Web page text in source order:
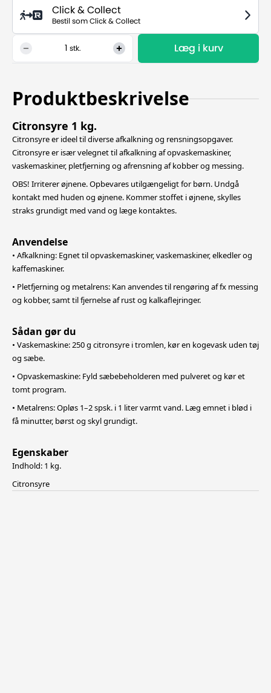
Click & Collect
Bestil som Click & Collect
stk. Læg i kurv
Produktbeskrivelse
Citronsyre 1 kg.
Citronsyre er ideel til diverse afkalkning og rensningsopgaver.
Citronsyre er især velegnet til afkalkning af opvaskemaskiner,
vaskemaskiner, pletfjerning og afrensning af kobber og messing.
OBS! Irriterer øjnene. Opbevares utilgængeligt for børn. Undgå
kontakt med huden og øjnene. Kommer stoffet i øjnene, skylles
straks grundigt med vand og læge kontaktes.
Anvendelse
• Afkalkning: Egnet til opvaskemaskiner, vaskemaskiner, elkedler og
kaffemaskiner.
• Pletfjerning og metalrens: Kan anvendes til rengøring af fx messing
og kobber, samt til fjernelse af rust og kalkaflejringer.
Sådan gør du
• Vaskemaskine: 250 g citronsyre i tromlen, kør en kogevask uden tøj
og sæbe.
• Opvaskemaskine: Fyld sæbebeholderen med pulveret og kør et
tomt program.
• Metalrens: Opløs 1–2 spsk. i 1 liter varmt vand. Læg emnet i blød i
få minutter, børst og skyl grundigt.
Egenskaber
Indhold: 1 kg.
Citronsyre